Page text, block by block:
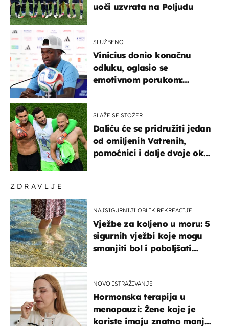
ZDRAVLJE
NAJSIGURNIJI OBLIK REKREACIJE
Vježbe za koljeno u moru: 5
sigurnih vježbi koje mogu
smanjiti bol i poboljšati
NOVO ISTRAŽIVANJE
Hormonska terapija u
menopauzi: Žene koje je
koriste imaju znatno manji
uoči uzvrata na Poljudu
SLUŽBENO
Vinicius donio konačnu
odluku, oglasio se
emotivnom porukom:
SLAŽE SE STOŽER
Daliću će se pridružiti jedan
od omiljenih Vatrenih,
pomoćnici i dalje dvoje oko